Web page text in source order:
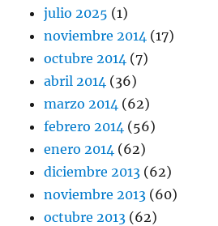
julio 2025 (1)
noviembre 2014 (17)
octubre 2014 (7)
abril 2014 (36)
marzo 2014 (62)
febrero 2014 (56)
enero 2014 (62)
diciembre 2013 (62)
noviembre 2013 (60)
octubre 2013 (62)